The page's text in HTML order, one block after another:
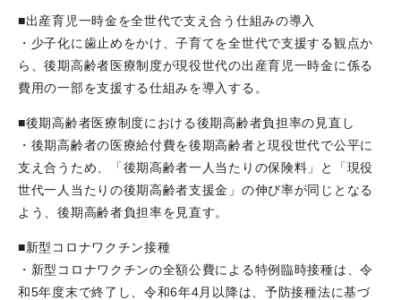
■出産育児一時金を全世代で支え合う仕組みの導入
・少子化に歯止めをかけ、子育てを全世代で支援する観点か
ら、後期高齢者医療制度が現役世代の出産育児一時金に係る
費用の一部を支援する仕組みを導入する。
■後期高齢者医療制度における後期高齢者負担率の見直し
・後期高齢者の医療給付費を後期高齢者と現役世代で公平に
支え合うため、「後期高齢者一人当たりの保険料」と「現役
世代一人当たりの後期高齢者支援金」の伸び率が同じとなる
よう、後期高齢者負担率を見直す。
■新型コロナワクチン接種
・新型コロナワクチンの全額公費による特例臨時接種は、令
和5年度末で終了し、令和6年4月以降は、予防接種法に基づ